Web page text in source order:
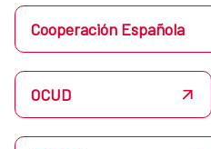
Cooperación Española
OCUD